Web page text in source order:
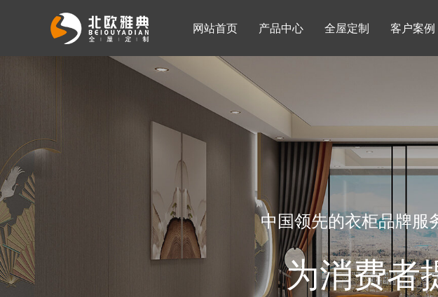
网站首页 产品中心 全屋定制 客户案例
书柜系列
中国领先的衣柜品牌服
为消费者